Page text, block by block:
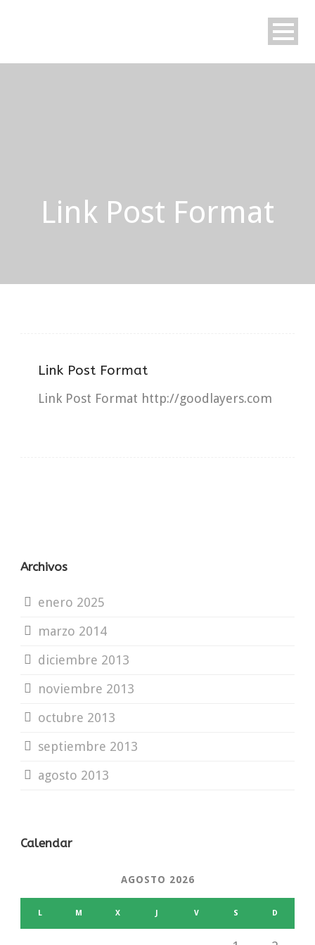
Link Post Format
Link Post Format
Link Post Format http://goodlayers.com
Archivos
enero 2025
marzo 2014
diciembre 2013
noviembre 2013
octubre 2013
septiembre 2013
agosto 2013
Calendar
AGOSTO 2026
L M X J V S D